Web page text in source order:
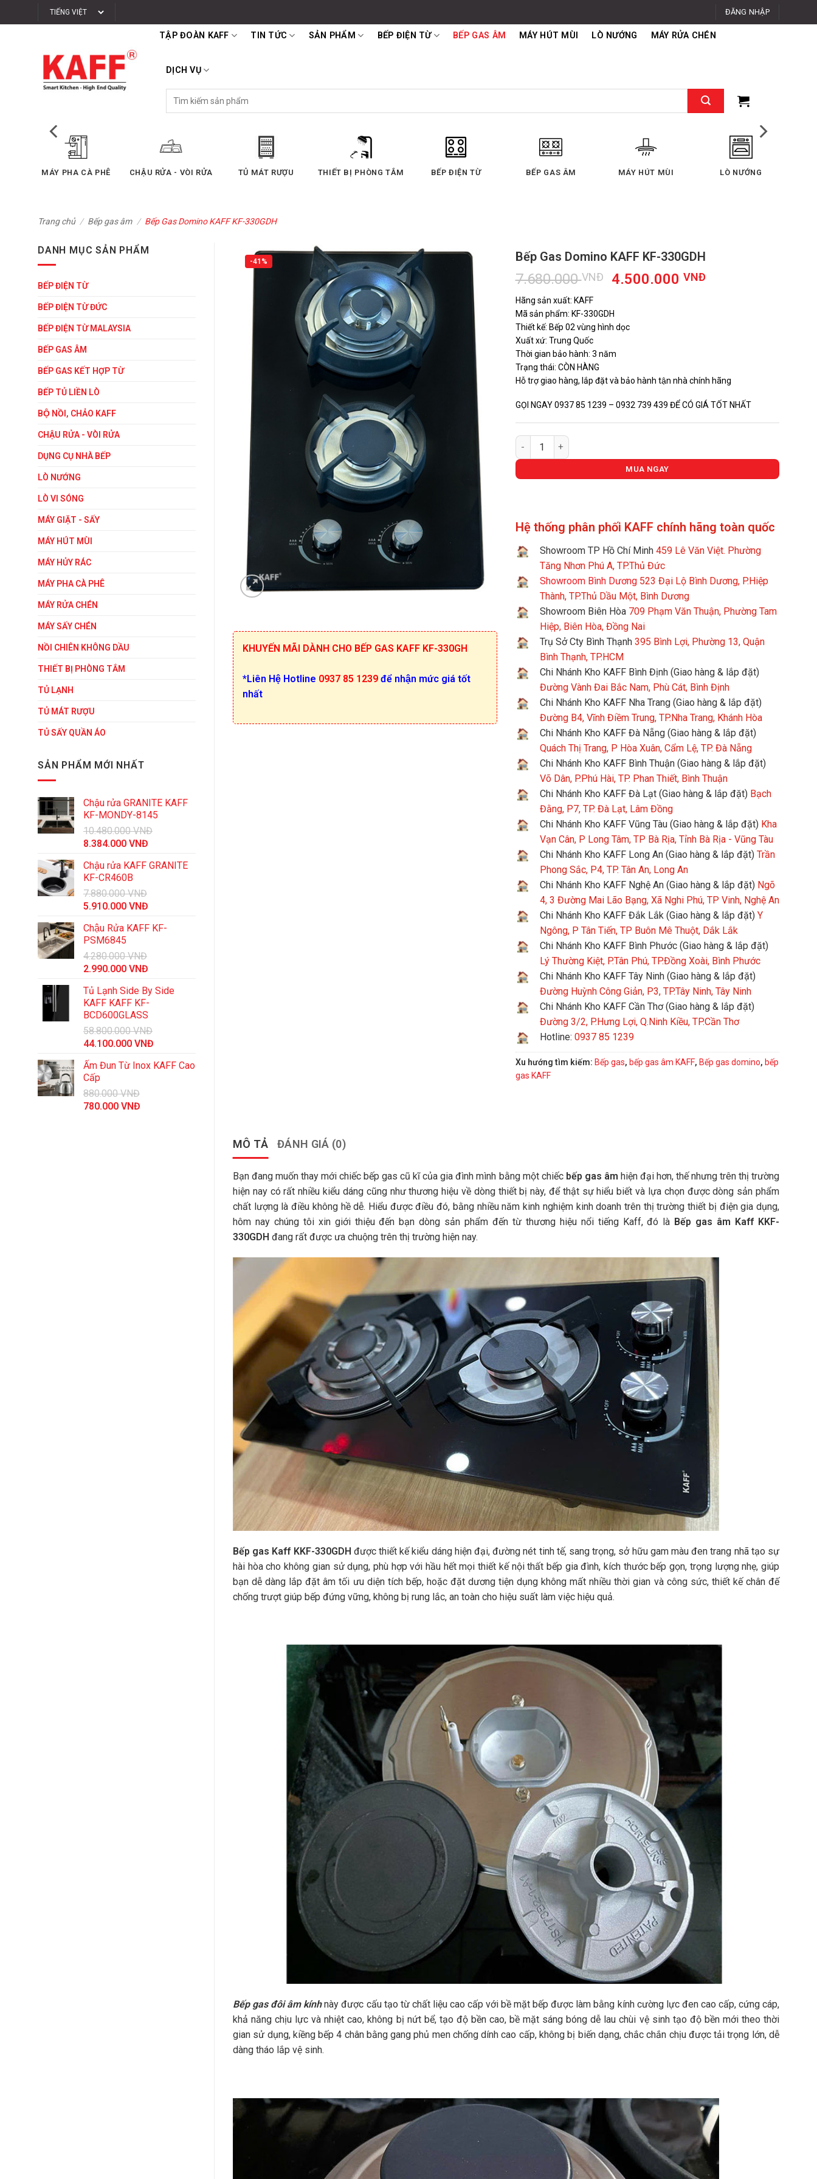
qua
ĐĂNG NHẬP
TẬP ĐOÀN KAFF TIN TỨC SẢN PHẨM BẾP ĐIỆN TỪ BẾP GAS ÂM MÁY HÚT MÙI LÒ NƯỚNG MÁY RỬA CHÉN
DỊCH VỤ
kiếm:
BẾP ĐIỆN TỪ BẾP GAS ÂM MÁY HÚT MÙI LÒ NƯỚNG LÒ VI SÓNG MÁY RỬA CHÉN TỦ LẠNH
BỊ PHÒNG TẮM
Trang chủ / Bếp gas âm / Bếp Gas Domino KAFF KF-330GDH
DANH MỤC SẢN PHẨM
BẾP ĐIỆN TỪ
BẾP ĐIỆN TỪ ĐỨC
BẾP ĐIỆN TỪ MALAYSIA
BẾP GAS ÂM
BẾP GAS KẾT HỢP TỪ
BẾP TỦ LIỀN LÒ
BỘ NỒI, CHẢO KAFF
CHẬU RỬA - VÒI RỬA
DỤNG CỤ NHÀ BẾP
LÒ NƯỚNG
LÒ VI SÓNG
MÁY GIẶT - SẤY
MÁY HÚT MÙI
MÁY HỦY RÁC
MÁY PHA CÀ PHÊ
MÁY RỬA CHÉN
MÁY SẤY CHÉN
NỒI CHIÊN KHÔNG DẦU
THIẾT BỊ PHÒNG TẮM
TỦ LẠNH
TỦ MÁT RƯỢU
TỦ SẤY QUẦN ÁO
SẢN PHẨM MỚI NHẤT
Chậu rửa GRANITE KAFF
KF-MONDY-8145
10.480.000VNĐ
Giá
là:
10.480.000 VNĐ.
8.384.000 VNĐ
tại
Chậu rửa KAFF GRANITE
KF-CR460B
7.880.000VNĐ
Giá
là:
7.880.000 VNĐ.
5.910.000 VNĐ
tại
Chậu Rửa KAFF KF-
PSM6845
4.280.000VNĐ
Giá
là:
4.280.000 VNĐ.
2.990.000 VNĐ
tại
là:
Tủ Lạnh Side By Side
KAFF KAFF KF-
BCD600GLASS
58.800.000VNĐ
Giá
là:
58.800.000 VNĐ.
44.100.000 VNĐ
tại
Ấm Đun Từ Inox KAFF Cao
Cấp
880.000VNĐ
Giá
780.000 VNĐ
-41%
KHUYẾN MÃI DÀNH CHO BẾP GAS KAFF KF-330GH
*Liên Hệ Hotline 0937 85 1239 để nhận mức giá tốt
nhất
Bếp Gas Domino KAFF KF-330GDH
7.680.000VNĐ
Giá
là:
7.680.000 VNĐ.
4.500.000 VNĐGiá
Hãng sản xuất: KAFF
Mã sản phẩm: KF-330GDH
Thiết kế: Bếp 02 vùng hình dọc
Xuất xứ: Trung Quốc
Thời gian bảo hành: 3 năm
Trạng thái: CÒN HÀNG
Hỗ trợ giao hàng, lắp đặt và bảo hành tận nhà chính hãng
GỌI NGAY 0937 85 1239 – 0932 739 439 ĐỂ CÓ GIÁ TỐT NHẤT
Bếp Gas Domino KAFF KF-330GDH số lượng
MUA NGAY
Hệ thống phân phối KAFF chính hãng toàn quốc
Showroom TP Hồ Chí Minh 459 Lê Văn Việt. Phường
Tăng Nhơn Phú A, TP.Thủ Đức
Showroom Bình Dương 523 Đại Lộ Bình Dương, P.Hiệp
Thành, TP.Thủ Dầu Một, Bình Dương
Showroom Biên Hòa 709 Phạm Văn Thuận, Phường Tam
Hiệp, Biên Hòa, Đồng Nai
Trụ Sở Cty Bình Thạnh 395 Bình Lợi, Phường 13, Quận
Bình Thạnh, TP.HCM
Chi Nhánh Kho KAFF Bình Định (Giao hàng & lắp đặt)
Đường Vành Đai Bắc Nam, Phù Cát, Bình Định
Chi Nhánh Kho KAFF Nha Trang (Giao hàng & lắp đặt)
Đường B4, Vĩnh Điềm Trung, TP.Nha Trang, Khánh Hòa
Chi Nhánh Kho KAFF Đà Nẵng (Giao hàng & lắp đặt)
Quách Thị Trang, P Hòa Xuân, Cẩm Lệ, TP. Đà Nẵng
Chi Nhánh Kho KAFF Bình Thuận (Giao hàng & lắp đặt)
Võ Dân, P.Phú Hài, TP. Phan Thiết, Bình Thuận
Chi Nhánh Kho KAFF Đà Lạt (Giao hàng & lắp đặt) Bạch
Đằng, P7, TP. Đà Lạt, Lâm Đồng
Chi Nhánh Kho KAFF Vũng Tàu (Giao hàng & lắp đặt) Kha
Vạn Cân, P Long Tâm, TP Bà Rịa, Tỉnh Bà Rịa - Vũng Tàu
Chi Nhánh Kho KAFF Long An (Giao hàng & lắp đặt) Trần
Phong Sắc, P4, TP. Tân An, Long An
Chi Nhánh Kho KAFF Nghệ An (Giao hàng & lắp đặt) Ngõ
4, 3 Đường Mai Lão Bạng, Xã Nghi Phú, TP Vinh, Nghệ An
Chi Nhánh Kho KAFF Đắk Lắk (Giao hàng & lắp đặt) Y
Ngông, P Tân Tiến, TP Buôn Mê Thuột, Dắk Lắk
Chi Nhánh Kho KAFF Bình Phước (Giao hàng & lắp đặt)
Lý Thường Kiệt, P.Tân Phú, TP.Đồng Xoài, Bình Phước
Chi Nhánh Kho KAFF Tây Ninh (Giao hàng & lắp đặt)
Đường Huỳnh Công Giản, P3, TP.Tây Ninh, Tây Ninh
Chi Nhánh Kho KAFF Cần Thơ (Giao hàng & lắp đặt)
Đường 3/2, P.Hưng Lợi, Q.Ninh Kiều, TP.Cần Thơ
Hotline: 0937 85 1239
Xu hướng tìm kiếm: Bếp gas, bếp gas âm KAFF, Bếp gas domino, bếp
gas KAFF
MÔ TẢ ĐÁNH GIÁ (0)
Bạn đang muốn thay mới chiếc bếp gas cũ kĩ của gia đình mình bằng một chiếc bếp gas âm hiện đại hơn, thế nhưng trên thị trường
hiện nay có rất nhiều kiểu dáng cũng như thương hiệu về dòng thiết bị này, để thật sự hiểu biết và lựa chọn được dòng sản phẩm
chất lượng là điều không hề dễ. Hiểu được điều đó, bằng nhiều năm kinh nghiệm kinh doanh trên thị trường thiết bị điện gia dụng,
hôm nay chúng tôi xin giới thiệu đến bạn dòng sản phẩm đến từ thương hiệu nổi tiếng Kaff, đó là Bếp gas âm Kaff KKF-
330GDH đang rất được ưa chuộng trên thị trường hiện nay.
Bếp gas Kaff KKF-330GDH được thiết kế kiểu dáng hiện đại, đường nét tinh tế, sang trọng, sở hữu gam màu đen trang nhã tạo sự
hài hòa cho không gian sử dụng, phù hợp với hầu hết mọi thiết kế nội thất bếp gia đình, kích thước bếp gọn, trọng lượng nhẹ, giúp
bạn dễ dàng lắp đặt âm tối ưu diện tích bếp, hoặc đặt dương tiện dụng không mất nhiều thời gian và công sức, thiết kế chân đế
chống trượt giúp bếp đứng vững, không bị rung lắc, an toàn cho hiệu suất làm việc hiệu quả.
Bếp gas đôi âm kínhnày được cấu tạo từ chất liệu cao cấp với bề mặt bếp được làm bằng kính cường lực đen cao cấp, cứng cáp,
khả năng chịu lực và nhiệt cao, không bị nứt bể, tạo độ bền cao, bề mặt sáng bóng dễ lau chùi vệ sinh tạo độ bền mới theo thời
gian sử dụng, kiềng bếp 4 chân bằng gang phủ men chống dính cao cấp, không bị biến dạng, chắc chắn chịu được tải trọng lớn, dễ
dàng tháo lắp vệ sinh.